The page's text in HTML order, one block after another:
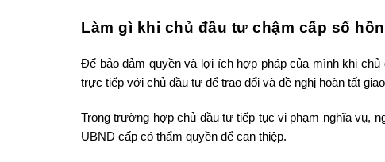
Làm gì khi chủ đầu tư chậm cấp sổ
Để bảo đảm quyền và lợi ích hợp pháp của mình khi
trực tiếp với chủ đầu tư để trao đổi và đề nghị hoàn tất
Trong trường hợp chủ đầu tư tiếp tục vi phạm nghĩa vụ,
UBND cấp có thẩm quyền để can thiệp.